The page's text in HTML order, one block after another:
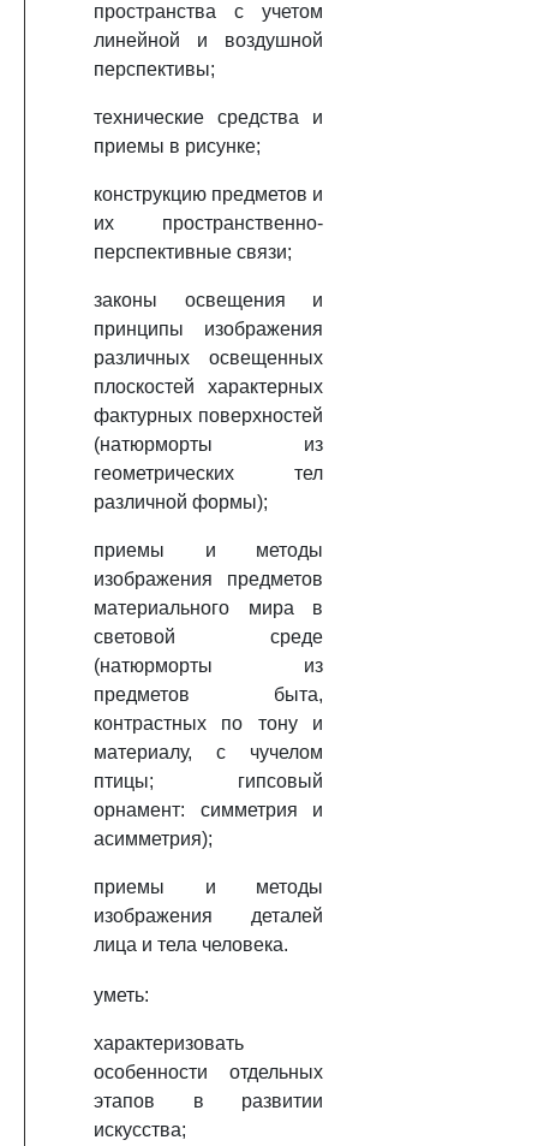
пространства с учетом
линейной и воздушной
перспективы;
технические средства и
приемы в рисунке;
конструкцию предметов и
их пространственно-
перспективные связи;
законы освещения и
принципы изображения
различных освещенных
плоскостей характерных
фактурных поверхностей
(натюрморты из
геометрических тел
различной формы);
приемы и методы
изображения предметов
материального мира в
световой среде
(натюрморты из
предметов быта,
контрастных по тону и
материалу, с чучелом
птицы; гипсовый
орнамент: симметрия и
асимметрия);
приемы и методы
изображения деталей
лица и тела человека.
уметь:
характеризовать
особенности отдельных
этапов в развитии
искусства;